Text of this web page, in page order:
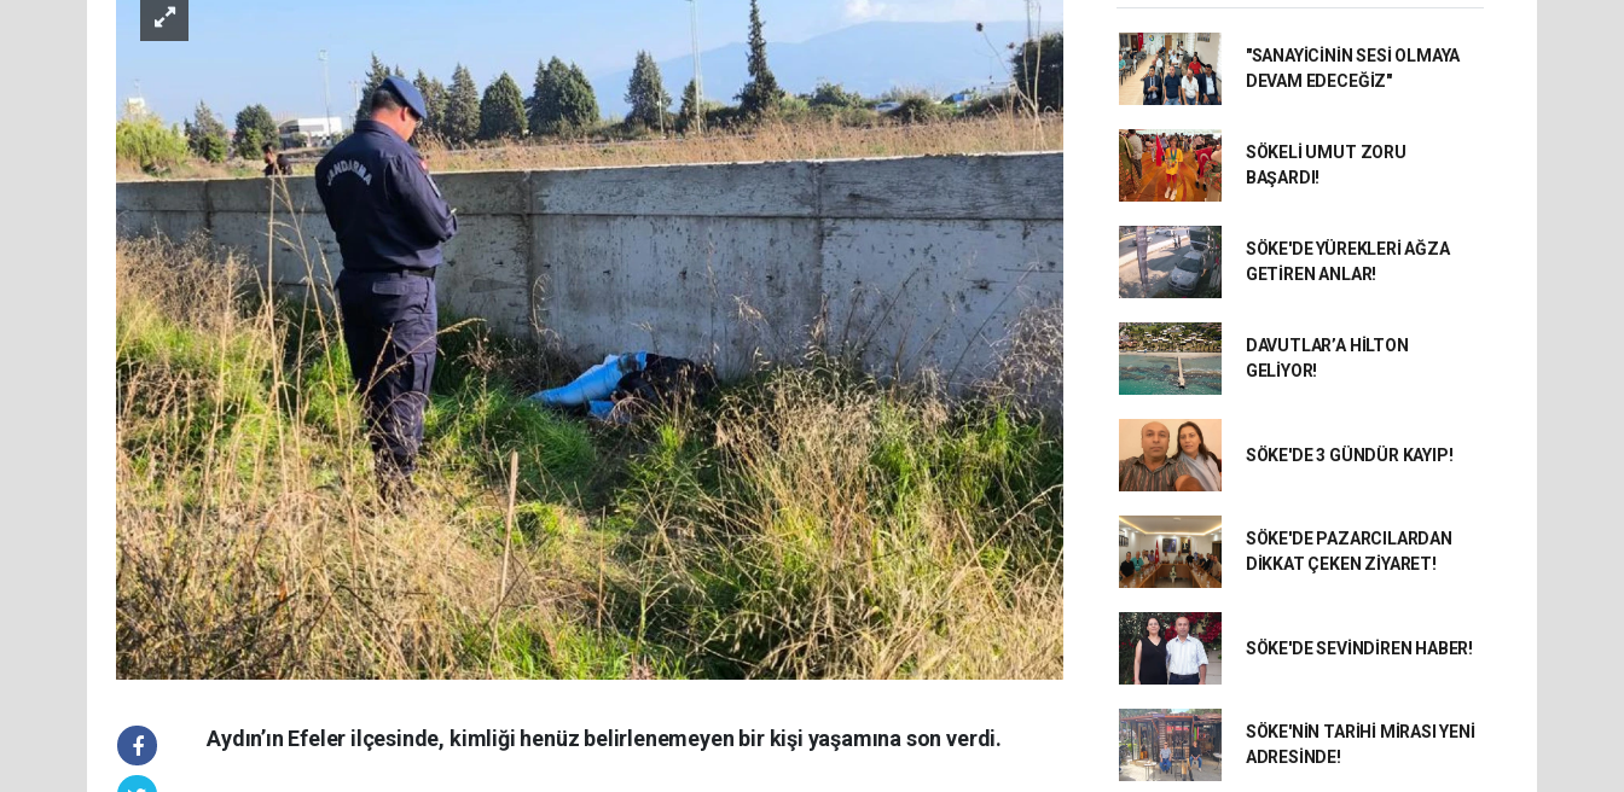
Aydın’ın Efeler ilçesinde, kimliği henüz belirlenemeyen bir kişi yaşamına son verdi.
"SANAYİCİNİN SESİ OLMAYA
DEVAM EDECEĞİZ"
SÖKELİ UMUT ZORU
BAŞARDI!
SÖKE'DE YÜREKLERİ AĞZA
GETİREN ANLAR!
DAVUTLAR’A HİLTON
GELİYOR!
SÖKE'DE 3 GÜNDÜR KAYIP!
SÖKE'DE PAZARCILARDAN
DİKKAT ÇEKEN ZİYARET!
SÖKE'DE SEVİNDİREN HABER!
SÖKE'NİN TARİHİ MİRASI YENİ
ADRESİNDE!